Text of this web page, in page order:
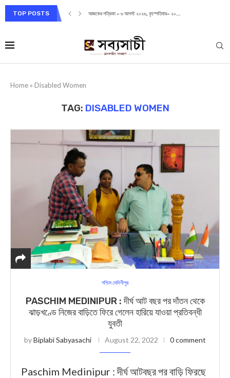
TOP POSTS আজকের পত্রিকা – ৬ আগস্ট ২০২৬, বৃহস্পতিবার– ২০...
Home » Disabled Women
TAG: DISABLED WOMEN
পশ্চিম মেদিনীপুর
PASCHIM MEDINIPUR : দীর্ঘ আট বছর পর দাঁতন থেকে
ঝাড়খণ্ডে নিজের বাড়িতে ফিরে গেলেন হারিয়ে যাওয়া প্রতিবন্ধী
যুবতী
byBiplabi Sabyasachi August 22, 2022 0 comment
Paschim Medinipur : দীর্ঘ আটবছর পর বাড়ি ফিরছে